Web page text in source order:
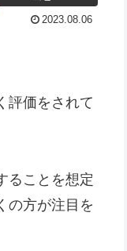
2023.08.06
評価をされて
ることを想定
の方が注目を